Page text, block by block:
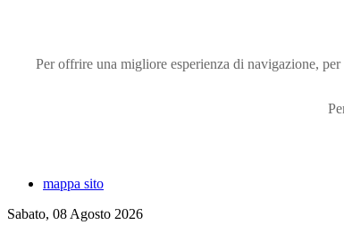
Per offrire una migliore esperienza di navigazione,
mappa sito
Sabato, 08 Agosto 2026